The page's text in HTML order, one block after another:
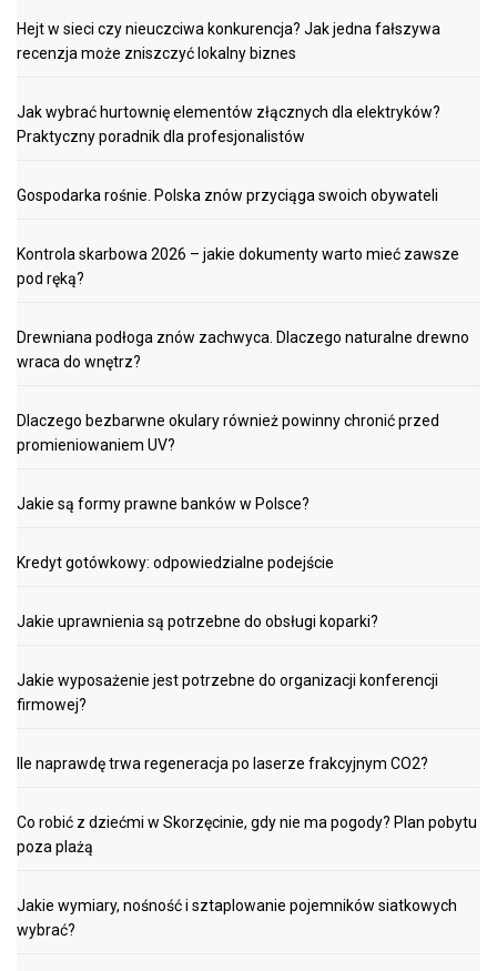
Hejt w sieci czy nieuczciwa konkurencja? Jak jedna fałszywa
recenzja może zniszczyć lokalny biznes
Jak wybrać hurtownię elementów złącznych dla elektryków?
Praktyczny poradnik dla profesjonalistów
Gospodarka rośnie. Polska znów przyciąga swoich obywateli
Kontrola skarbowa 2026 – jakie dokumenty warto mieć zawsze
pod ręką?
Drewniana podłoga znów zachwyca. Dlaczego naturalne drewno
wraca do wnętrz?
Dlaczego bezbarwne okulary również powinny chronić przed
promieniowaniem UV?
Jakie są formy prawne banków w Polsce?
Kredyt gotówkowy: odpowiedzialne podejście
Jakie uprawnienia są potrzebne do obsługi koparki?
Jakie wyposażenie jest potrzebne do organizacji konferencji
firmowej?
Ile naprawdę trwa regeneracja po laserze frakcyjnym CO2?
Co robić z dziećmi w Skorzęcinie, gdy nie ma pogody? Plan pobytu
poza plażą
Jakie wymiary, nośność i sztaplowanie pojemników siatkowych
wybrać?